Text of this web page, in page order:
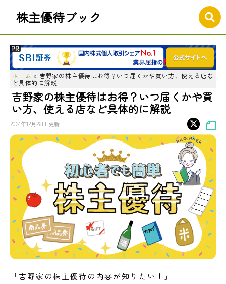
株主優待ブック
ホーム » 吉野家の株主優待はお得？いつ届くかや買い方、使える店な
ど具体的に解説
吉野家の株主優待はお得？いつ届くかや買
い方、使える店など具体的に解説
2024年12月26日 更新
「吉野家の株主優待の内容が知りたい！」